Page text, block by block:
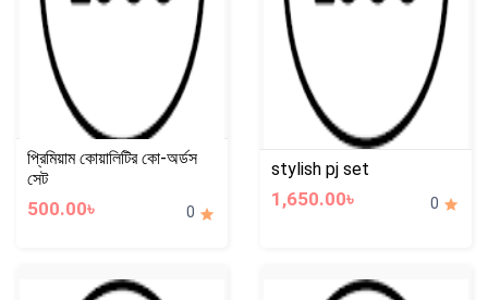
প্রিমিয়াম কোয়ালিটির কো-অর্ডস
সেট
500.00৳ 0
stylish pj set
1,650.00৳ 0